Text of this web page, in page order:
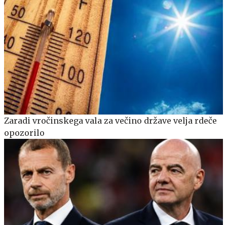
Zaradi vročinskega vala za večino države velja rdeče
opozorilo